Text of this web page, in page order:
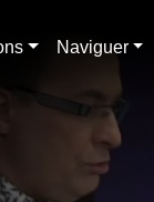
Naviguer